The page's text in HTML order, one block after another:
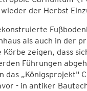
der Herbst
als auch in der
zeigen, dass
Führungen
das „Königsprojekt"
- in antiker